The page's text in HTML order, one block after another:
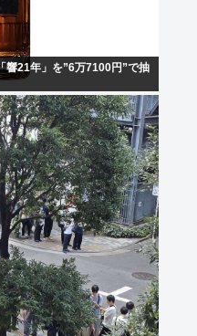
響21年」を”6万7100円”で抽